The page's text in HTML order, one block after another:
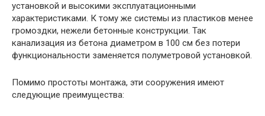
установкой и высокими эксплуатационными
характеристиками. К тому же системы из пластиков менее
громоздки, нежели бетонные конструкции. Так
канализация из бетона диаметром в 100 см без потери
функциональности заменяется полуметровой установкой.
Помимо простоты монтажа, эти сооружения имеют
следующие преимущества: